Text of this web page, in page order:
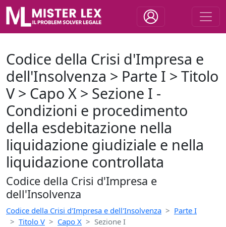
Codice della Crisi d'Impresa e
dell'Insolvenza > Parte I > Titolo
V > Capo X > Sezione I -
Condizioni e procedimento
della esdebitazione nella
liquidazione giudiziale e nella
liquidazione controllata
Codice della Crisi d'Impresa e
dell'Insolvenza
Codice della Crisi d'Impresa e dell'Insolvenza
Parte I
Titolo V
Capo X Sezione I